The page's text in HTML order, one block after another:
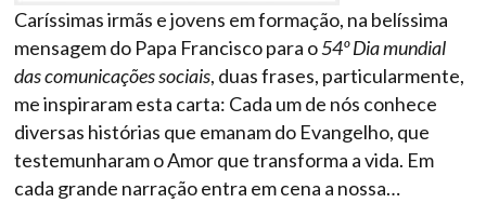
Caríssimas irmãs e jovens em formação, na belíssima
mensagem do Papa Francisco para o54º Dia mundial
das comunicações sociais, duas frases, particularmente,
me inspiraram esta carta: Cada um de nós conhece
diversas histórias que emanam do Evangelho, que
testemunharam o Amor que transforma a vida. Em
cada grande narração entra em cena a nossa…